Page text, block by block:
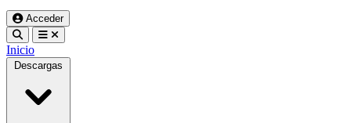
Acceder
Inicio
Descargas